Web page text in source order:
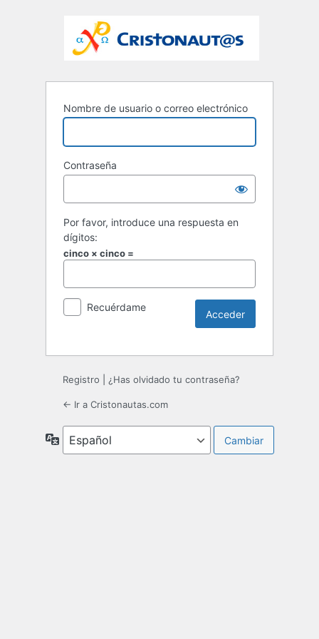
Nombre de usuario o correo electrónico
Contraseña
Por favor, introduce una respuesta en
dígitos:
cinco × cinco =
Recuérdame
Registro ¿Has olvidado tu contraseña?
← Ir a Cristonautas.com
Idioma